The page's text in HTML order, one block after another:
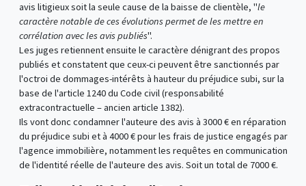
avis litigieux soit la seule cause de la baisse de clientèle, "le
caractère notable de ces évolutions permet de les mettre en
corrélation avec les avis publiés".
Les juges retiennent ensuite le caractère dénigrant des propos
publiés et constatent que ceux-ci peuvent être sanctionnés par
l'octroi de dommages-intérêts à hauteur du préjudice subi, sur la
base de l'article 1240 du Code civil (responsabilité
extracontractuelle – ancien article 1382).
Ils vont donc condamner l'auteure des avis à 3000 € en réparation
du préjudice subi et à 4000 € pour les frais de justice engagés par
l'agence immobilière, notamment les requêtes en communication
de l'identité réelle de l'auteure des avis. Soit un total de 7000 €.